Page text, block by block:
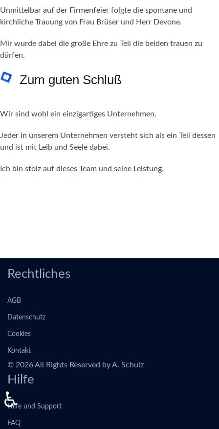
Unmittelbar auf der Firmenfeier folgte die spontane und
kirchliche Trauung von Frau Brüser und Herr Devone.
Mir wurde dabei die große Ehre zu Teil die beiden trauen zu
dürfen.
Zum guten Schluß
Wir sind wohl ein einzigartiges Unternehmen.
Jeder in unserem Unternehmen versteht sich als ein Teil dessen
und ist mit Leib und Seele dabei.
Ich bin stolz auf dieses Team und seine Leistung.
Rechtliches
AGB
Datenschutz
Cookies
Kontakt
© 2026 All Rights Reserved by A. Schulz
Hilfe
Hilfe und Support
FAQ